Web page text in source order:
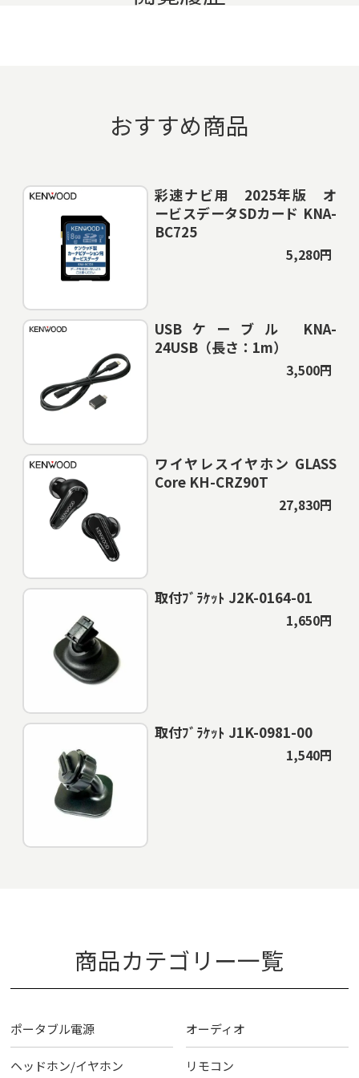
おすすめ商品
彩速ナビ用 2025年版 オ
ービスデータSDカード KNA-
BC725
5,280円
USBケーブル KNA-
24USB（長さ：1m）
3,500円
ワイヤレスイヤホン GLASS
Core KH-CRZ90T
27,830円
取付ﾌﾞﾗｹｯﾄ J2K-0164-01
1,650円
取付ﾌﾞﾗｹｯﾄ J1K-0981-00
1,540円
商品カテゴリー一覧
ポータブル電源 オーディオ
ヘッドホン/イヤホン リモコン